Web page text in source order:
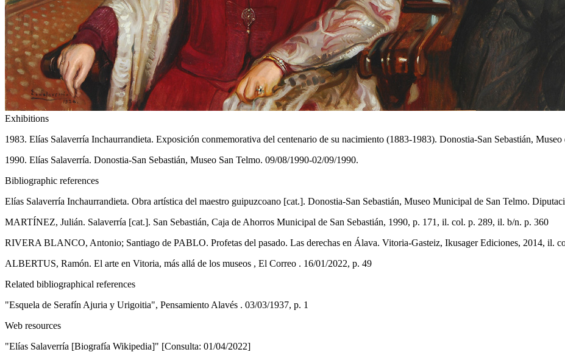
Exhibitions
1983. Elías Salaverría Inchaurrandieta. Exposición conmemorativa del centenario de su nacimiento (1883-1983). Donostia-San Sebastián,
1990. Elías Salaverría. Donostia-San Sebastián, Museo San Telmo. 09/08/1990-02/09/1990.
Bibliographic references
Elías Salaverría Inchaurrandieta. Obra artística del maestro guipuzcoano [cat.]. Donostia-San Sebastián, Museo Municipal de San Telmo.
MARTÍNEZ, Julián. Salaverría [cat.]. San Sebastián, Caja de Ahorros Municipal de San Sebastián, 1990, p. 171, il. col. p. 289, il. b/n. p. 360
RIVERA BLANCO, Antonio; Santiago de PABLO. Profetas del pasado. Las derechas en Álava. Vitoria-Gasteiz, Ikusager Ediciones, 2014, il.
ALBERTUS, Ramón. El arte en Vitoria, más allá de los museos , El Correo . 16/01/2022, p. 49
Related bibliographical references
"Esquela de Serafín Ajuria y Urigoitia", Pensamiento Alavés . 03/03/1937, p. 1
Web resources
"Elías Salaverría [Biografía Wikipedia]" [Consulta: 01/04/2022]